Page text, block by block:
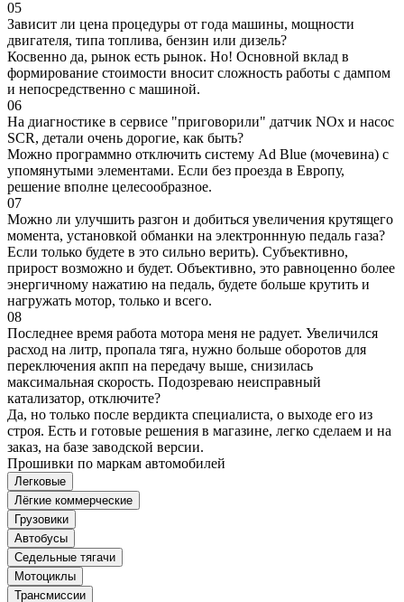
05
Зависит ли цена процедуры от года машины, мощности
двигателя, типа топлива, бензин или дизель?
Косвенно да, рынок есть рынок. Но! Основной вклад в
формирование стоимости вносит сложность работы с дампом
и непосредственно с машиной.
06
На диагностике в сервисе "приговорили" датчик NOx и насос
SCR, детали очень дорогие, как быть?
Можно программно отключить систему Ad Blue (мочевина) с
упомянутыми элементами. Если без проезда в Европу,
решение вполне целесообразное.
07
Можно ли улучшить разгон и добиться увеличения крутящего
момента, установкой обманки на электроннную педаль газа?
Если только будете в это сильно верить). Субъективно,
прирост возможно и будет. Объективно, это равноценно более
энергичному нажатию на педаль, будете больше крутить и
нагружать мотор, только и всего.
08
Последнее время работа мотора меня не радует. Увеличился
расход на литр, пропала тяга, нужно больше оборотов для
переключения акпп на передачу выше, снизилась
максимальная скорость. Подозреваю неисправный
катализатор, отключите?
Да, но только после вердикта специалиста, о выходе его из
строя. Есть и готовые решения в магазине, легко сделаем и на
заказ, на базе заводской версии.
Прошивки по маркам автомобилей
Легковые
Лёгкие коммерческие
Грузовики
Автобусы
Седельные тягачи
Мотоциклы
Трансмиссии